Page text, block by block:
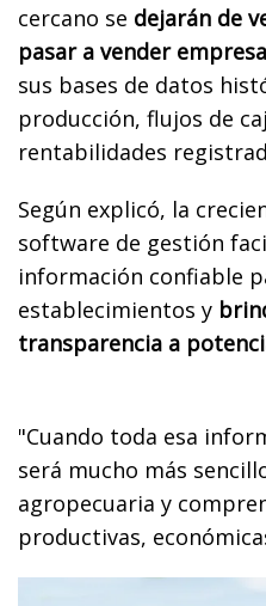
cercano se dejarán de
pasar a vender
sus bases de datos
producción, flujos de
rentabilidades
Según explicó, la
software de gestión
información confiable
establecimientos y
transparencia a
"Cuando toda esa
será mucho más
agropecuaria y
productivas,